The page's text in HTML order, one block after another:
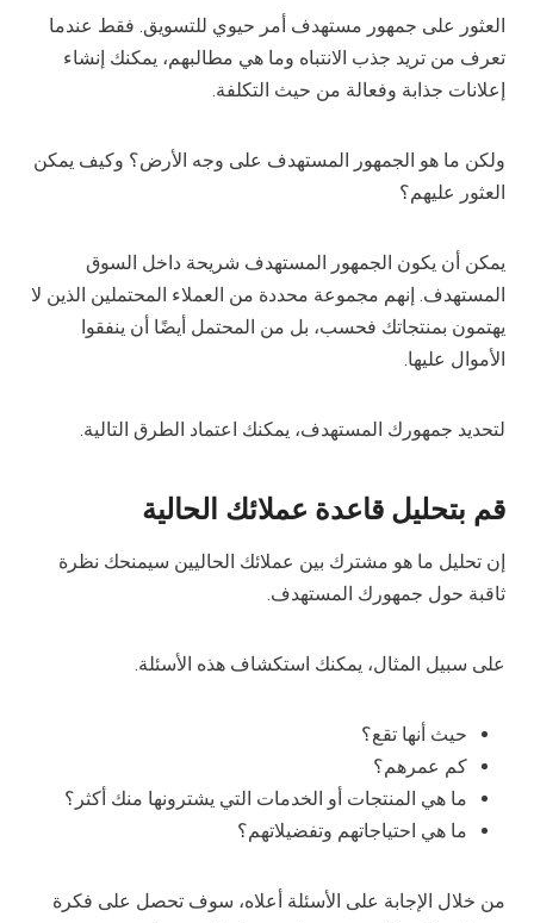
العثور على جمهور مستهدف أمر حيوي للتسويق. فقط عندما
تعرف من تريد جذب الانتباه وما هي مطالبهم، يمكنك إنشاء
إعلانات جذابة وفعالة من حيث التكلفة.
ولكن ما هو الجمهور المستهدف على وجه الأرض؟ وكيف يمكن
العثور عليهم؟
يمكن أن يكون الجمهور المستهدف شريحة داخل السوق
المستهدف. إنهم مجموعة محددة من العملاء المحتملين الذين لا
يهتمون بمنتجاتك فحسب، بل من المحتمل أيضًا أن ينفقوا
الأموال عليها.
لتحديد جمهورك المستهدف، يمكنك اعتماد الطرق التالية.
قم بتحليل قاعدة عملائك الحالية
إن تحليل ما هو مشترك بين عملائك الحاليين سيمنحك نظرة
ثاقبة حول جمهورك المستهدف.
على سبيل المثال، يمكنك استكشاف هذه الأسئلة.
حيث أنها تقع؟
كم عمرهم؟
ما هي المنتجات أو الخدمات التي يشترونها منك أكثر؟
ما هي احتياجاتهم وتفضيلاتهم؟
من خلال الإجابة على الأسئلة أعلاه، سوف تحصل على فكرة